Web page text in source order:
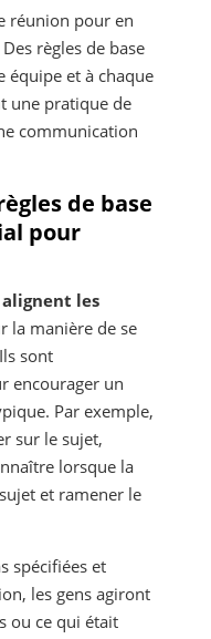
réunion pour en
règles de base
équipe et à chaque
une pratique de
communication
de base
pour
alignent les
la manière de se
sont
encourager un
Par exemple,
sur le sujet,
lorsque la
et ramener le
spécifiées et
les gens agiront
ou ce qui était